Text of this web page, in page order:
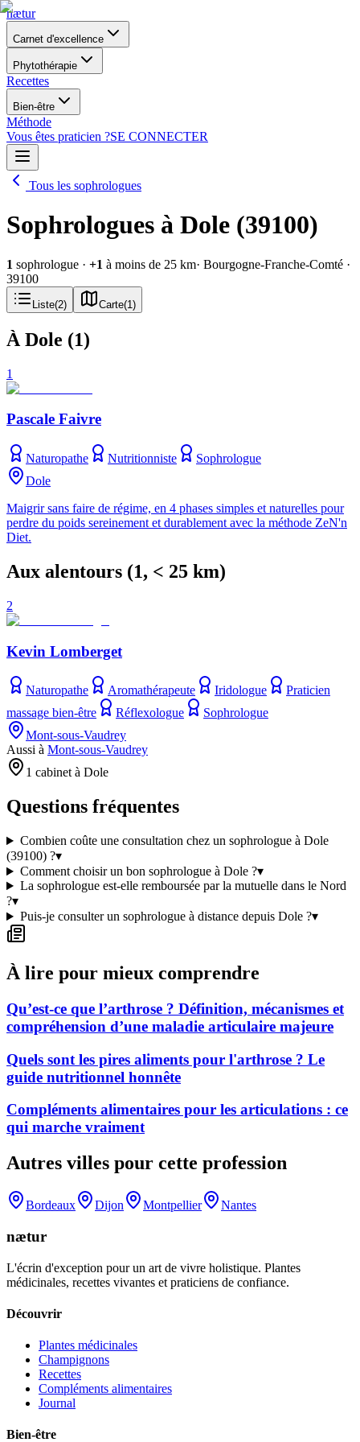
nætur
Carnet d'excellence
Phytothérapie
Recettes
Bien-être
Méthode
Vous êtes praticien ?SE CONNECTER
Tous les sophrologues
Sophrologues à Dole (39100)
1 sophrologue · +1 à moins de 25 km· Bourgogne-Franche-Comté ·
39100
Liste(2) Carte(1 )
À Dole (1)
1
Pascale Faivre
Naturopathe Nutritionniste
Sophrologue
Dole
Maigrir sans faire de régime, en 4 phases simples et naturelles pour
perdre du poids sereinement et durablement avec la méthode ZeN'n
Diet.
Aux alentours (1, < 25 km)
2
Kevin Lomberget
Naturopathe Aromathérapeute Iridologue
Praticien
massage bien-être
Réflexologue
Sophrologue
Mont-sous-Vaudrey
Aussi à Mont-sous-Vaudrey
1 cabinet à Dole
Questions fréquentes
Combien coûte une consultation chez un sophrologue à Dole
(39100) ?▾
Comment choisir un bon sophrologue à Dole ?▾
La sophrologue est-elle remboursée par la mutuelle dans le Nord
?▾
Puis-je consulter un sophrologue à distance depuis Dole ?▾
À lire pour mieux comprendre
Qu’est-ce que l’arthrose ? Définition, mécanismes et
compréhension d’une maladie articulaire majeure
Quels sont les pires aliments pour l'arthrose ? Le
guide nutritionnel honnête
Compléments alimentaires pour les articulations : ce
qui marche vraiment
Autres villes pour cette profession
Bordeaux Dijon Montpellier Nantes
nætur
L'écrin d'exception pour un art de vivre holistique. Plantes
médicinales, recettes vivantes et praticiens de confiance.
Découvrir
Plantes médicinales
Champignons
Recettes
Compléments alimentaires
Journal
Bien-être